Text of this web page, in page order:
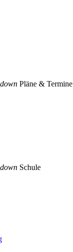
Pläne & Termine
Schule